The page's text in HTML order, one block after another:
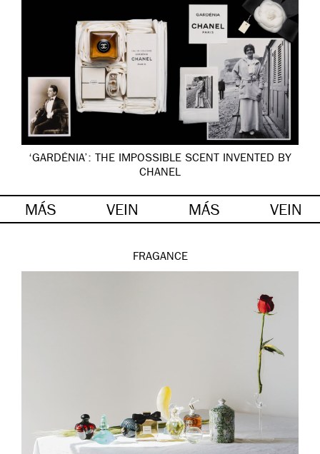
‘GARDÉNIA’: THE IMPOSSIBLE SCENT INVENTED BY
CHANEL
MÁS VEIN MÁS VEIN
FRAGANCE